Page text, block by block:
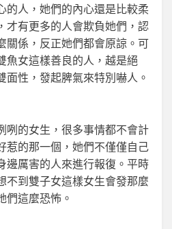
人，她們的內心還是比較柔
才有更多的人會欺負她們，認
關係，反正她們都會原諒。可
魚女這樣善良的人，越是絕
面性，發起脾氣來特別嚇人。
的女生，很多事情都不會計
惹的那一個，她們不僅僅自己
邊厲害的人來進行報復。平時
不到雙子女這樣女生會發那麼
們這麼恐怖。